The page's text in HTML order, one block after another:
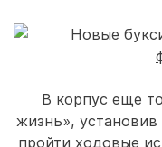
В корпус еще
жизнь»,
пройти ходовые